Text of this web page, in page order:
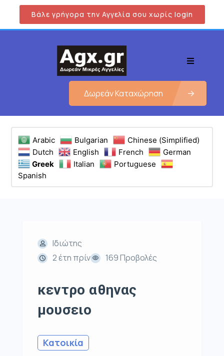
Βάλε γρήγορα την Αγγελία σου χωρίς login
Δωρεάν Καταχώρηση
Arabic Bulgarian
Chinese (Simplified)
Dutch
English French
German
Greek
Italian
Portuguese
Spanish
Ιδιώτης
2 έτη πρίν
169 Προβολές
κεντρο αθηνας
μουσειο
Κατοικία